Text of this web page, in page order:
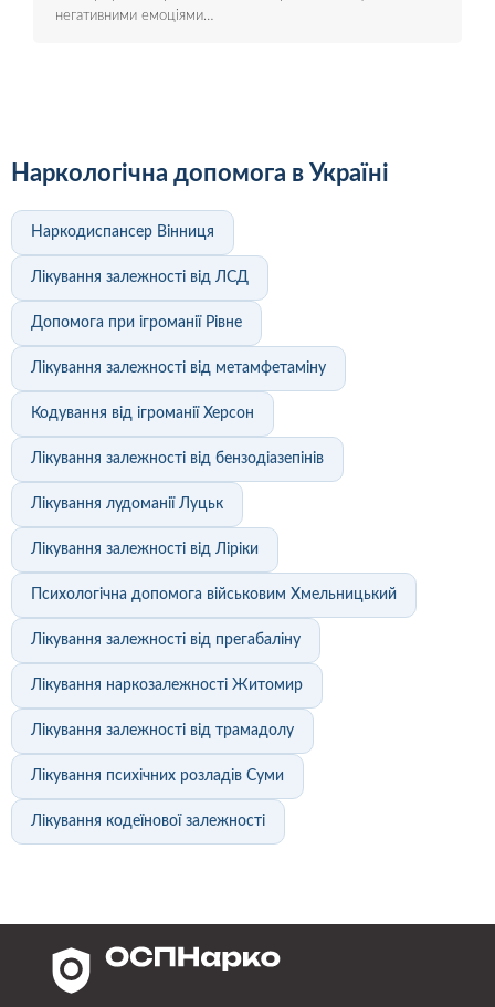
негативними емоціями…
Наркологічна допомога в Україні
Наркодиспансер Вінниця
Лікування залежності від ЛСД
Допомога при ігроманії Рівне
Лікування залежності від метамфетаміну
Кодування від ігроманії Херсон
Лікування залежності від бензодіазепінів
Лікування лудоманії Луцьк
Лікування залежності від Ліріки
Психологічна допомога військовим Хмельницький
Лікування залежності від прегабаліну
Лікування наркозалежності Житомир
Лікування залежності від трамадолу
Лікування психічних розладів Суми
Лікування кодеїнової залежності